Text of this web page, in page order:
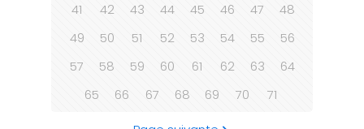
41
42 43 44 45 46 47
48
49
50 51 52 53 54 55
56
57
58 59 60 61 62 63
64
65
66 67 68 69 70 71